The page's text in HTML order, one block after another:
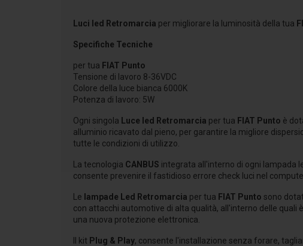
Luci led Retromarcia per migliorare la luminosità della tua
Specifiche Tecniche
per tua FIAT Punto
Tensione di lavoro 8-36VDC
Colore della luce bianca 6000K
Potenza di lavoro: 5W
Ogni singola Luce led Retromarcia per tua FIAT Punto è
alluminio ricavato dal pieno, per garantire la migliore
tutte le condizioni di utilizzo.
La tecnologia CANBUS integrata all'interno di ogni lampada
consente prevenire il fastidioso errore check luci nel
Le lampade Led Retromarcia per tua FIAT Punto sono
con attacchi automotive di alta qualità, all'interno delle quali
una nuova protezione elettronica.
Il kit Plug & Play, consente l'installazione senza forare,